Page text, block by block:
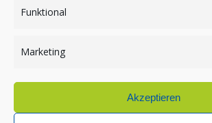
Funktional
Marketing
Akzeptieren